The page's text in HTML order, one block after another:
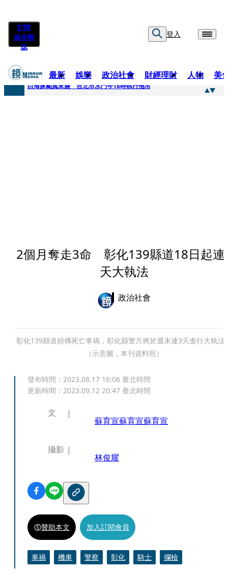
訂閱
紙本雜
誌
登入
最新 娛樂 政治社會 財經理財 人物 美
快訊
白海豚颱風來襲 台北市水門今18時執行拖吊
2個月奪走3命 彰化139縣道18日起連
天大執法
政治社會
彰化139縣道頻傳死亡車禍，彰化縣警方將於週末連3天進行大執法
（示意圖，本刊資料照）
發布時間： 2023.08.17 16:06 臺北時間
更新時間： 2023.09.12 20:47 臺北時間
文
蘇育宣蘇育宣蘇育宣
攝影
林俊耀
贊助本文 加入訂閱會員
車禍 機車 警察 彰化 騎士 攔檢